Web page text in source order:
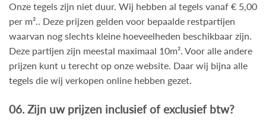
Onze tegels zijn niet duur. Wij hebben al tegels vanaf € 5,00
per m².. Deze prijzen gelden voor bepaalde restpartijen
waarvan nog slechts kleine hoeveelheden beschikbaar zijn.
Deze partijen zijn meestal maximaal 10m². Voor alle andere
prijzen kunt u terecht op onze website. Daar wij bijna alle
tegels die wij verkopen online hebben gezet.
06. Zijn uw prijzen inclusief of exclusief btw?